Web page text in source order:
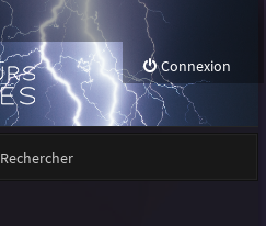
Connexion
Rechercher